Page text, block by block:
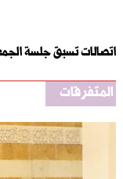
اتصالات تسبق جلسة
المتفرقات